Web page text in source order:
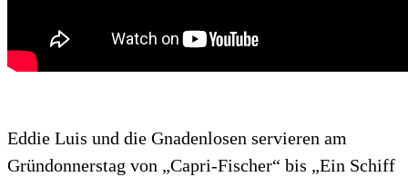
Eddie Luis und die Gnadenlosen servieren am
Gründonnerstag von „Capri-Fischer“ bis „Ein Schiff